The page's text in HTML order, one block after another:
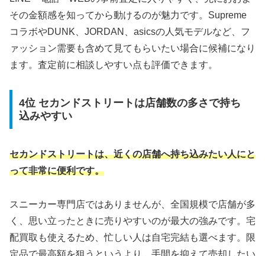
その金額感を知ってから動けるのが魅力です。Supreme
コラボやDUNK、JORDAN、asicsの人気モデルなど、フ
ァッション需要も含めて見てもらいたい場合に候補になり
ます。査定前に相談しやすい点も評価できます。
4位 セカンドストリートは店舗数の多さで持ち
込みやすい
セカンドストリートは、近くの店舗へ持ち込みたい人にと
って非常に便利です。
スニーカー専門店ではありませんが、全国規模で店舗が多
く、思い立ったときに売りやすいのが最大の強みです。宅
配買取も使えるため、忙しい人は自宅完結も選べます。限
定品で最高額を狙うというより、手間を抑えて売却したい